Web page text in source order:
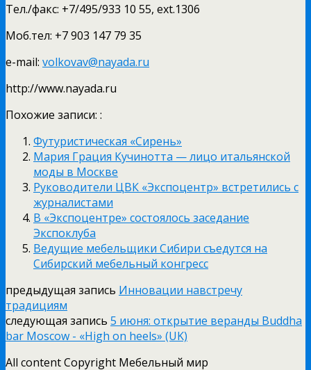
Тел./факс: +7/495/933 10 55, ext.1306
Моб.тел: +7 903 147 79 35
e-mail: volkovav@nayada.ru
http://www.nayada.ru
Похожие записи: :
Футуристическая «Сирень»
Мария Грация Кучинотта — лицо итальянской
моды в Москве
Руководители ЦВК «Экспоцентр» встретились с
журналистами
В «Экспоцентре» состоялось заседание
Экспоклуба
Ведущие мебельщики Сибири съедутся на
Сибирский мебельный конгресс
предыдущая запись Инновации навстречу
традициям
следующая запись 5 июня: открытие веранды Buddha
bar Moscow - «High on heels» (UK)
All content Copyright Мебельный мир